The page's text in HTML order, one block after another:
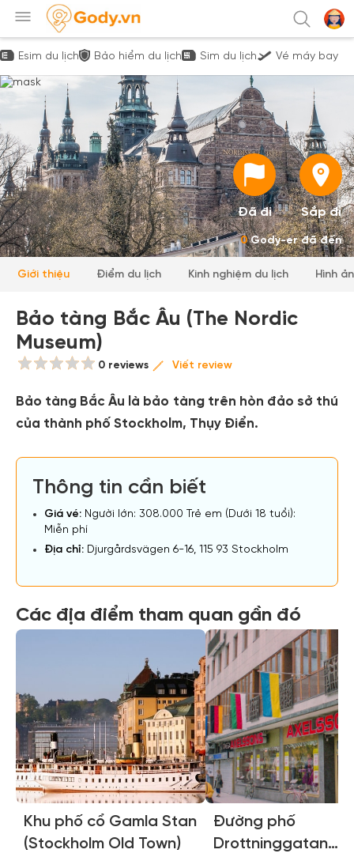
Esim du lịch Bảo hiểm du lịch Sim du lịch Vé máy bay
Đã đi Sắp đi
0Gody-er đã đến
Giới thiệu Điểm du lịch Kinh nghiệm du lịch Hình
Bảo tàng Bắc Âu (The Nordic
Museum)
0 reviews Viết review
Bảo tàng Bắc Âu là bảo tàng trên hòn đảo sở thú
của thành phố Stockholm, Thụy Điển.
Thông tin cần biết
Giá vé: Người lớn: 308.000 Trẻ em (Dưới 18 tuổi):
Miễn phí
Địa chỉ: Djurgårdsvägen 6-16, 115 93 Stockholm
Các địa điểm tham quan gần đó
Khu phố cổ Gamla Stan
(Stockholm Old Town)
Đường phố
Drottninggatan